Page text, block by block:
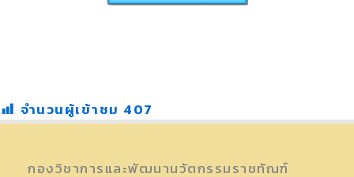
จำนวนผู้เข้าชม 407
กองวิชาการและพัฒนานวัตกรรมราชทัณฑ์